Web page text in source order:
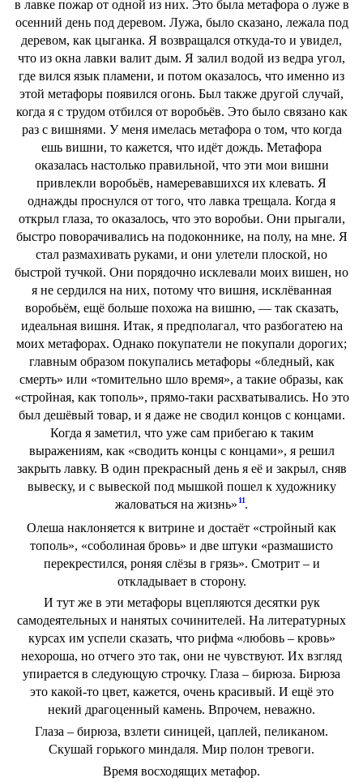
в лавке пожар от одной из них. Это была метафора о луже в
осенний день под деревом. Лужа, было сказано, лежала под
деревом, как цыганка. Я возвращался откуда-то и увидел,
что из окна лавки валит дым. Я залил водой из ведра угол,
где вился язык пламени, и потом оказалось, что именно из
этой метафоры появился огонь. Был также другой случай,
когда я с трудом отбился от воробьёв. Это было связано как
раз с вишнями. У меня имелась метафора о том, что когда
ешь вишни, то кажется, что идёт дождь. Метафора
оказалась настолько правильной, что эти мои вишни
привлекли воробьёв, намеревавшихся их клевать. Я
однажды проснулся от того, что лавка трещала. Когда я
открыл глаза, то оказалось, что это воробьи. Они прыгали,
быстро поворачивались на подоконнике, на полу, на мне. Я
стал размахивать руками, и они улетели плоской, но
быстрой тучкой. Они порядочно исклевали моих вишен, но
я не сердился на них, потому что вишня, исклёванная
воробьём, ещё больше похожа на вишню, — так сказать,
идеальная вишня. Итак, я предполагал, что разбогатею на
моих метафорах. Однако покупатели не покупали дорогих;
главным образом покупались метафоры «бледный, как
смерть» или «томительно шло время», а такие образы, как
«стройная, как тополь», прямо-таки расхватывались. Но это
был дешёвый товар, и я даже не сводил концов с концами.
Когда я заметил, что уже сам прибегаю к таким
выражениям, как «сводить концы с концами», я решил
закрыть лавку. В один прекрасный день я её и закрыл, сняв
вывеску, и с вывеской под мышкой пошел к художнику
жаловаться на жизнь» 11.
Олеша наклоняется к витрине и достаёт «стройный как
тополь», «соболиная бровь» и две штуки «размашисто
перекрестился, роняя слёзы в грязь». Смотрит – и
откладывает в сторону.
И тут же в эти метафоры вцепляются десятки рук
самодеятельных и нанятых сочинителей. На литературных
курсах им успели сказать, что рифма «любовь – кровь»
нехороша, но отчего это так, они не чувствуют. Их взгляд
упирается в следующую строчку. Глаза – бирюза. Бирюза
это какой-то цвет, кажется, очень красивый. И ещё это
некий драгоценный камень. Впрочем, неважно.
Глаза – бирюза, взлети синицей, цаплей, пеликаном.
Скушай горького миндаля. Мир полон тревоги.
Время восходящих метафор.